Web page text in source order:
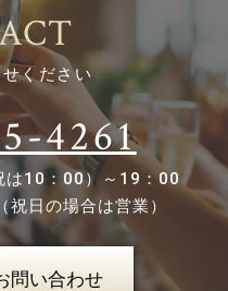
ください
4261
は10：00）～19：00
祝日の場合は営業）
問い合わせ